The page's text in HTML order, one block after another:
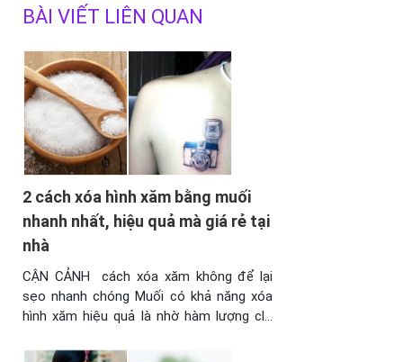
BÀI VIẾT LIÊN QUAN
2 cách xóa hình xăm bằng muối
nhanh nhất, hiệu quả mà giá rẻ tại
nhà
CẬN CẢNH cách xóa xăm không để lại
sẹo nhanh chóng Muối có khả năng xóa
hình xăm hiệu quả là nhờ hàm lượng clo
sâu vào da sẽ phá vỡ cấu trúc da ở vùng